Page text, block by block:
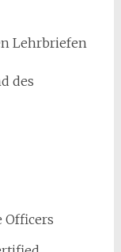
Lehrbriefen
des
Officers